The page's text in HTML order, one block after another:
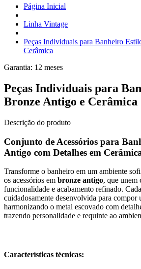
Página Inicial
Linha Vintage
Peças Individuais para Banheiro
Cerâmica
Garantia: 12 meses
Peças Individuais para
Bronze Antigo e Cerâmica
Descrição do produto
Conjunto de Acessórios para
Antigo com Detalhes em
Transforme o banheiro em um ambiente
os acessórios em bronze antigo, que unem
funcionalidade e acabamento refinado.
cuidadosamente desenvolvida para compor
harmonizando o metal escovado com
trazendo personalidade e requinte ao
Características técnicas: